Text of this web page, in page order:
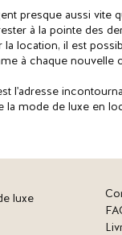
presque aussi vite
à la pointe des
location, il est
à chaque nouvelle
l'adresse
la mode de luxe en
luxe